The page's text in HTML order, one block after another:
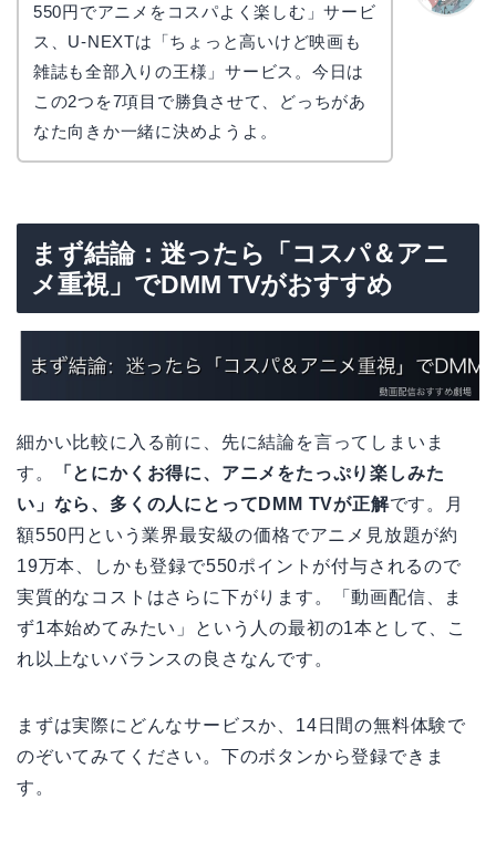
550円でアニメをコスパよく楽しむ」サービ
ス、U-NEXTは「ちょっと高いけど映画も
雑誌も全部入りの王様」サービス。今日は
この2つを7項目で勝負させて、どっちがあ
なた向きか一緒に決めようよ。
まず結論：迷ったら「コスパ＆アニ
メ重視」でDMM TVがおすすめ
細かい比較に入る前に、先に結論を言ってしまいま
す。
「とにかくお得に、アニメをたっぷり楽しみた
い」なら、多くの人にとってDMM TVが正解です。月
額550円という業界最安級の価格でアニメ見放題が約
19万本、しかも登録で550ポイントが付与されるので
実質的なコストはさらに下がります。「動画配信、ま
ず1本始めてみたい」という人の最初の1本として、こ
れ以上ないバランスの良さなんです。
まずは実際にどんなサービスか、14日間の無料体験で
のぞいてみてください。下のボタンから登録できま
す。